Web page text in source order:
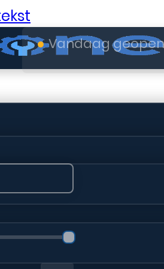
●Vandaag